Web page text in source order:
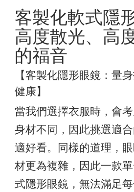
客製化軟式隱
高度散光、高
的福音
【客製化隱形眼鏡：量
健康】
當我們選擇衣服時，會
身材不同，因此挑選適
適好看。同樣的道理，
材更為複雜，因此一款
式隱形眼鏡，無法滿足每